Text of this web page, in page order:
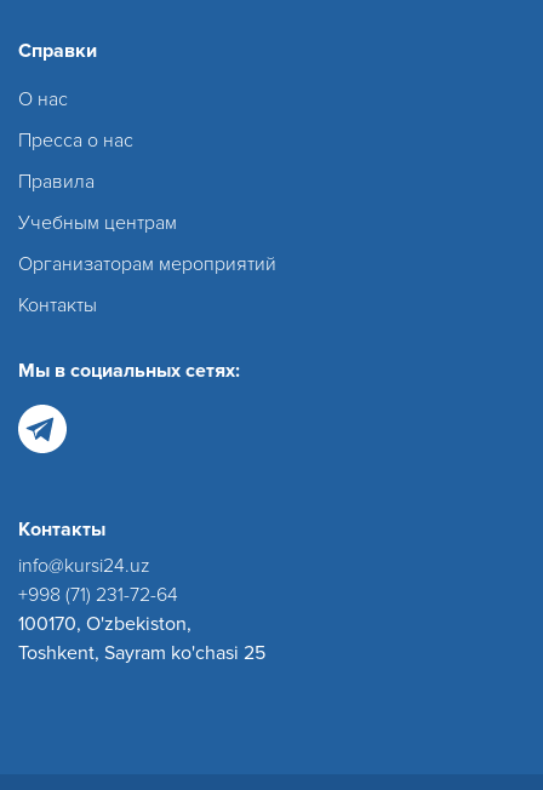
Справки
О нас
Пресса о нас
Правила
Учебным центрам
Организаторам мероприятий
Контакты
Мы в социальных сетях:
Контакты
info@kursi24.uz
+998 (71) 231-72-64
100170, O'zbekiston,
Toshkent, Sayram ko'chasi 25